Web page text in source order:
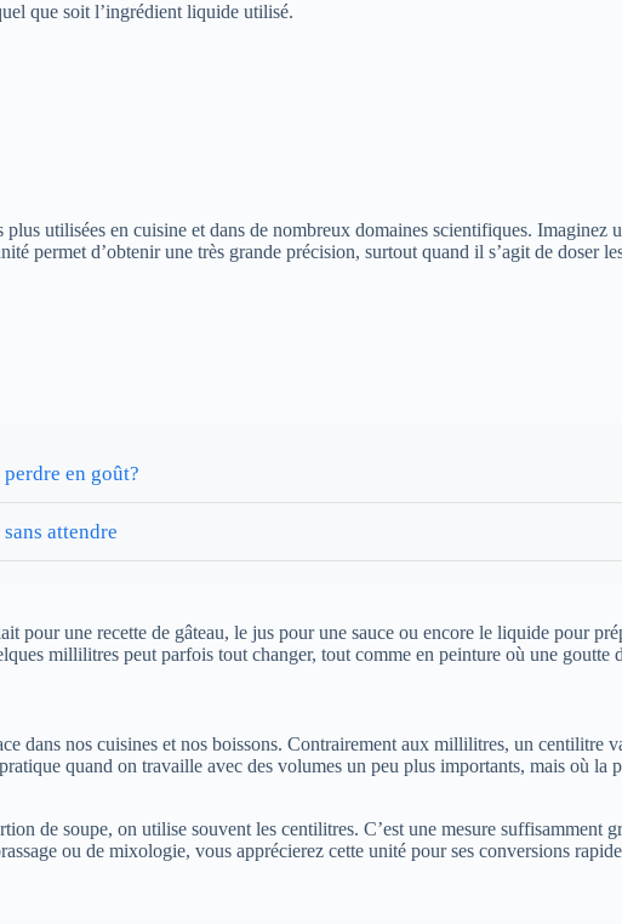
que soit l’ingrédient liquide utilisé.
utilisées en cuisine et dans de nombreux domaines scientifiques. Imaginez
permet d’obtenir une très grande précision, surtout quand il s’agit de doser
en goût?
attendre
pour une recette de gâteau, le jus pour une sauce ou encore le liquide pour
millilitres peut parfois tout changer, tout comme en peinture où une goutte
dans nos cuisines et nos boissons. Contrairement aux millilitres, un centilitre
quand on travaille avec des volumes un peu plus importants, mais où la
de soupe, on utilise souvent les centilitres. C’est une mesure suffisamment
ou de mixologie, vous apprécierez cette unité pour ses conversions